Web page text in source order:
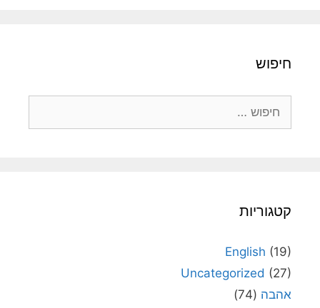
חיפוש
קטגוריות
English (19)
Uncategorized (27)
אהבה (74)